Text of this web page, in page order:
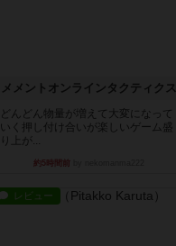
メメントオンラインタクティクス
どんどん物量が増えて大変になって
いく押し付け合いが楽しいゲーム盛
り上が...
約5時間前
レビュー